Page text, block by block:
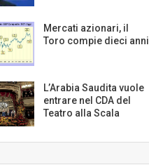
Mercati azionari, il
Toro compie dieci anni
L’Arabia Saudita vuole
entrare nel CDA del
Teatro alla Scala